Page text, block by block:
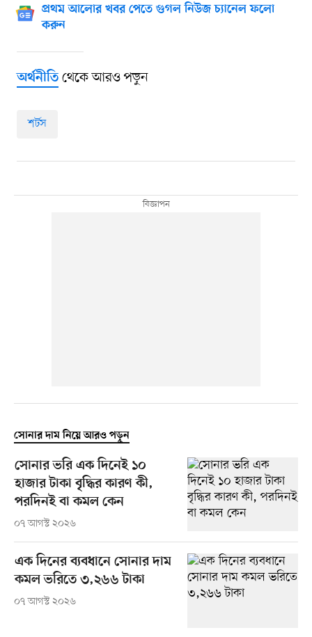
প্রথম আলোর খবর পেতে গুগল নিউজ চ্যানেল ফলো
করুন
অর্থনীতিথেকে আরও পড়ুন
শর্টস
সোনার দাম নিয়ে আরও পড়ুন
সোনার ভরি এক দিনেই ১০
হাজার টাকা বৃদ্ধির কারণ কী,
পরদিনই বা কমল কেন
০৭ আগস্ট ২০২৬
এক দিনের ব্যবধানে সোনার দাম
কমল ভরিতে ৩,২৬৬ টাকা
০৭ আগস্ট ২০২৬